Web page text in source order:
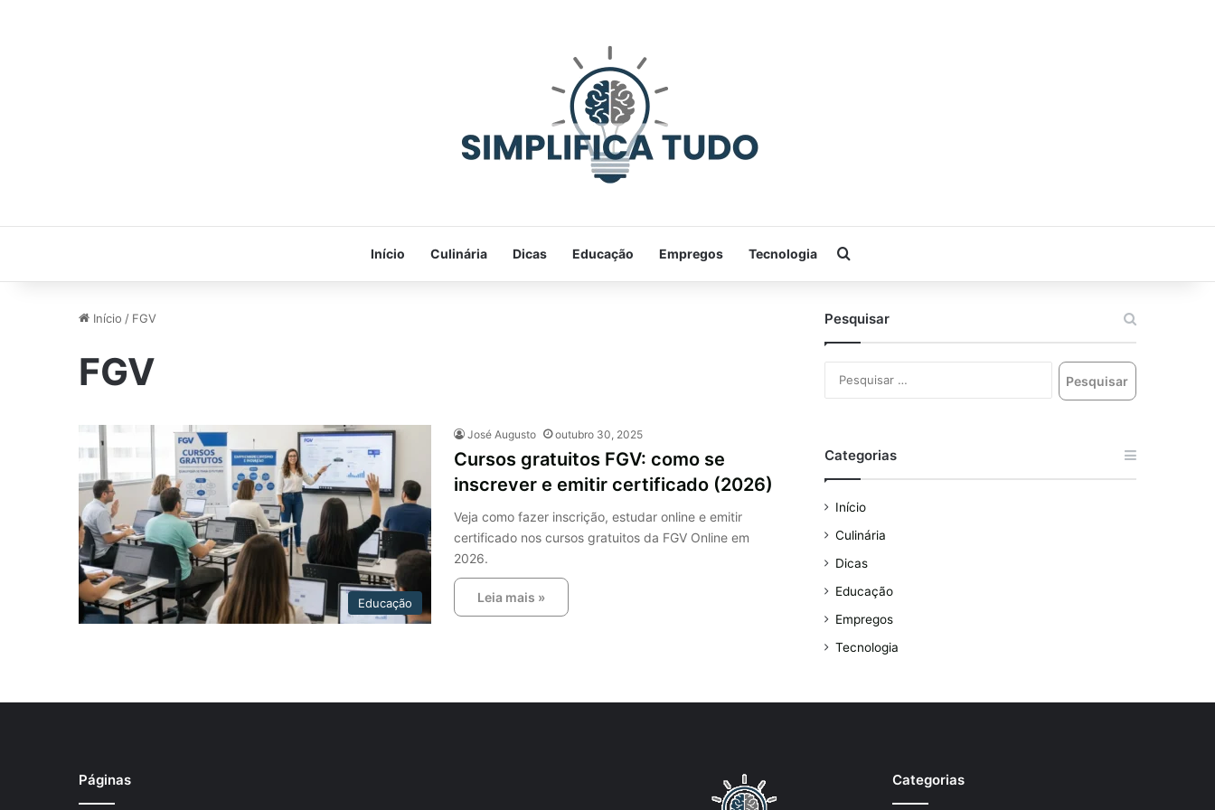
Início Culinária Dicas Educação Empregos Tecnologia
Início / FGV
FGV
Educação
José Augusto outubro 30, 2025
Cursos gratuitos FGV: como se
inscrever e emitir certificado (2026)
Veja como fazer inscrição, estudar online e emitir
certificado nos cursos gratuitos da FGV Online em
2026.
Leia mais »
Pesquisar
Categorias
Início
Culinária
Dicas
Educação
Empregos
Tecnologia
Páginas Categorias